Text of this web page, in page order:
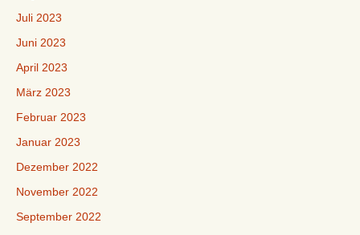
Juli 2023
Juni 2023
April 2023
März 2023
Februar 2023
Januar 2023
Dezember 2022
November 2022
September 2022